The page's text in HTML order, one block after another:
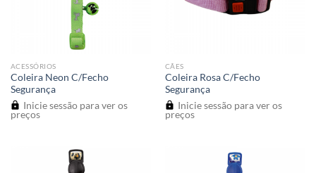
ACESSÓRIOS
Coleira Neon C/Fecho
Segurança
Inicie sessão para ver os
preços
CÃES
Coleira Rosa C/Fecho
Segurança
Inicie sessão para ver os
preços